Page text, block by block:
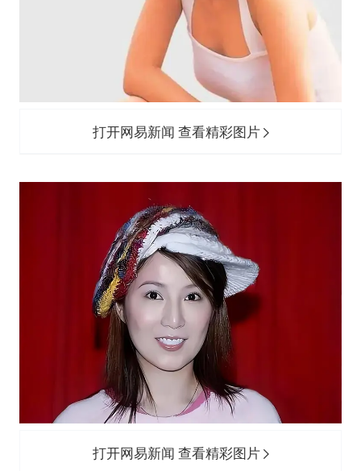
打开网易新闻 查看精彩图片
打开网易新闻 查看精彩图片